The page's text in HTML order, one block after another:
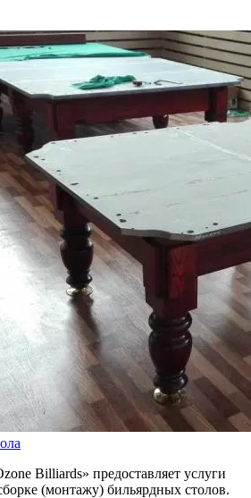
Billiards» предоставляет услуги
(монтажу) бильярдных столов.